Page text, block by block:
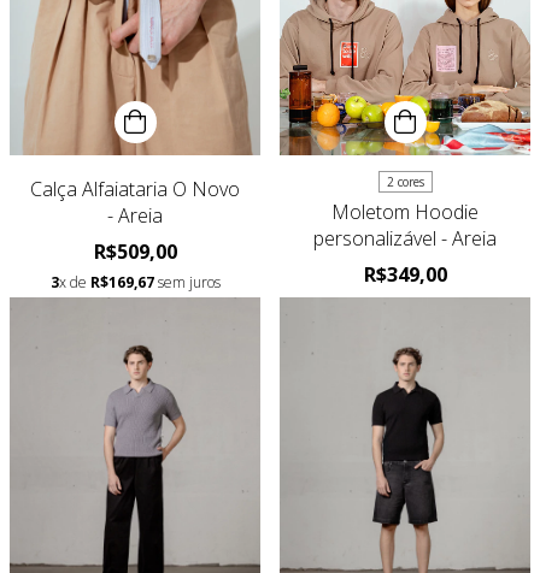
Calça Alfaiataria O Novo
- Areia
R$509,00
3x de R$169,67sem juros
2 cores
Moletom Hoodie
personalizável - Areia
R$349,00